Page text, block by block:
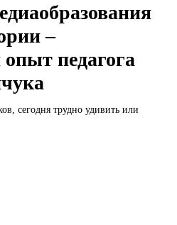
–
педагога
сегодня трудно удивить или